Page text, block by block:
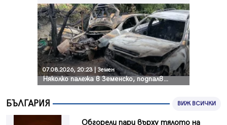
07.08.2026, 20:23 | Земен
Няколко палежа в Земенско, подпалвачът се издирва
БЪЛГАРИЯ ВИЖ ВСИЧКИ
Обгорели пари върху тялото на